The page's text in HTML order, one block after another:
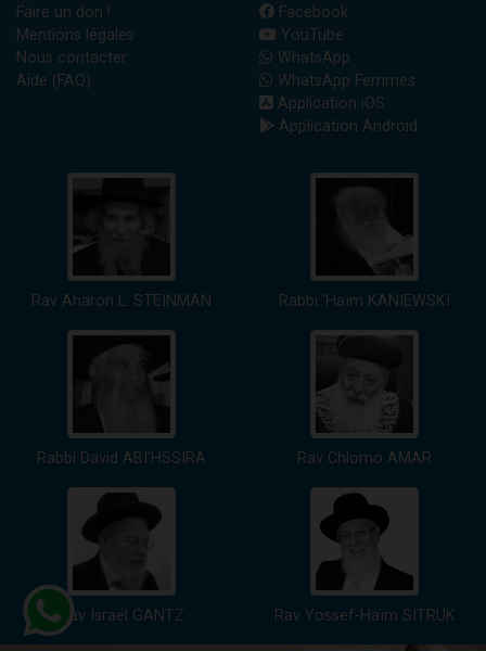
Faire un don !
Mentions légales
Nous contacter
Aide (FAQ)
Facebook
YouTube
WhatsApp
WhatsApp Femmes
Application iOS
Application Android
Rav Aharon L. STEINMAN Rabbi 'Haïm KANIEWSKI
Rabbi David ABI'HSSIRA Rav Chlomo AMAR
Rav Israël GANTZ Rav Yossef-Haïm SITRUK